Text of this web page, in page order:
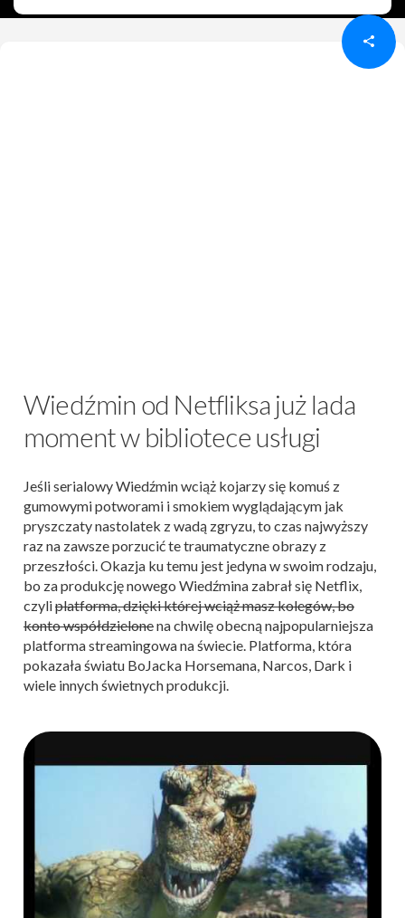
Wiedźmin od Netfliksa już lada
moment w bibliotece usługi
Jeśli serialowy Wiedźmin wciąż kojarzy się komuś z
gumowymi potworami i smokiem wyglądającym jak
pryszczaty nastolatek z wadą zgryzu, to czas najwyższy
raz na zawsze porzucić te traumatyczne obrazy z
przeszłości. Okazja ku temu jest jedyna w swoim rodzaju,
bo za produkcję nowego Wiedźmina zabrał się Netflix,
czyliplatforma, dzięki której wciąż masz kolegów, bo
konto współdzielonena chwilę obecną najpopularniejsza
platforma streamingowa na świecie. Platforma, która
pokazała światu BoJacka Horsemana, Narcos, Dark i
wiele innych świetnych produkcji.